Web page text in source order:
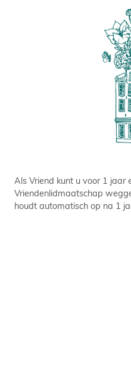
Als Vriend kunt u voor 1 jaar
Vriendenlidmaatschap
houdt automatisch op na 1